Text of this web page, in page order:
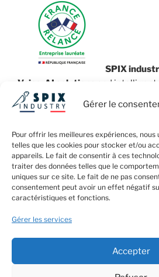
Gérer le
Pour offrir les meilleures expériences, nous
telles que les cookies pour stocker et/ou
appareils. Le fait de consentir à ces
traiter des données telles que le
uniques sur ce site. Le fait de ne pas
consentement peut avoir un effet négatif
caractéristiques et fonctions.
Gérer les services
Accepter
SPIX
Voice-AI solutions
and
agents for the
provide operational
industry in Europe.
Today, the question is no longer
assistance and Voice-AI
your industry, but how to